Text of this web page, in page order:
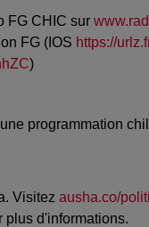
FG CHIC sur
FG (IOS https://
)
programmation
Visitez ausha.co/
plus d'informations.